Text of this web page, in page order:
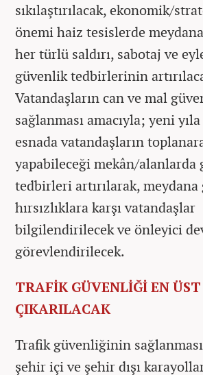
sıkılaştırılacak, ekonomik/
önemi haiz tesislerde
her türlü saldırı, sabotaj ve
güvenlik tedbirlerinin
Vatandaşların can ve mal
sağlanması amacıyla; yeni
esnada vatandaşların
yapabileceği mekân/alanlarda
tedbirleri artırılarak,
hırsızlıklara karşı vatandaşlar
bilgilendirilecek ve önleyici
görevlendirilecek.
TRAFİK GÜVENLİĞİ EN ÜST
ÇIKARILACAK
Trafik güvenliğinin
şehir içi ve şehir dışı